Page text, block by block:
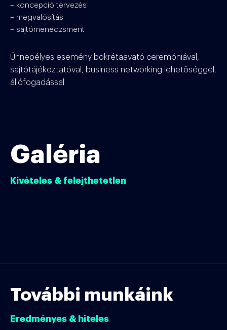
– koncepció tervezés
– megvalósítás
– sajtómenedzsment
Ünnepélyes esemény bokrétaavató ceremóniával,
sajtótájékoztatóval, business networking lehetőséggel,
állófogadással.
Galéria
Kivételes & felejthetetlen
További munkáink
Eredményes & hiteles